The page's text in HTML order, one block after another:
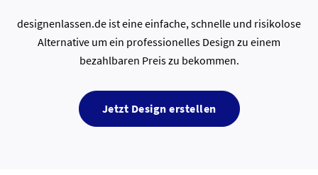
designenlassen.de ist eine einfache, schnelle und risikolose
Alternative um ein professionelles Design zu einem
bezahlbaren Preis zu bekommen.
Jetzt Design erstellen